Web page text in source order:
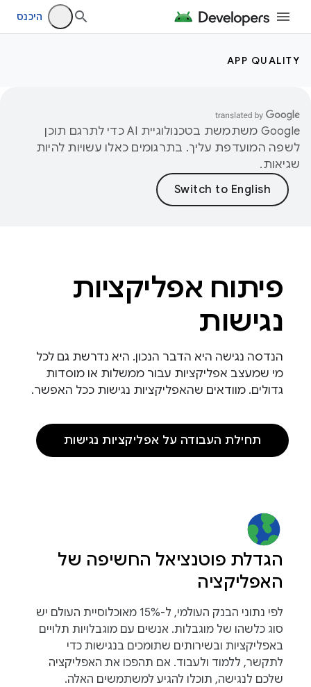
היכנס
APP QUALITY
‫Google משתמשת בטכנולוגיית AI כדי לתרגם תוכן
לשפה המועדפת עליך. בתרגומים כאלו עשויות להיות
שגיאות.
פיתוח אפליקציות
נגישות
הנדסה נגישה היא הדבר הנכון. היא נדרשת גם לכל
מי שמעצב אפליקציות עבור ממשלות או מוסדות
גדולים. מוודאים שהאפליקציות נגישות ככל האפשר.
תחילת העבודה על אפליקציות נגישות
הגדלת פוטנציאל החשיפה של
האפליקציה
לפי נתוני הבנק העולמי, ל-15% מאוכלוסיית העולם יש
סוג כלשהו של מוגבלות. אנשים עם מוגבלויות תלויים
באפליקציות ובשירותים שתומכים בנגישות כדי
לתקשר, ללמוד ולעבוד. אם תהפכו את האפליקציה
שלכם לנגישה, תוכלו להגיע למשתמשים האלה.